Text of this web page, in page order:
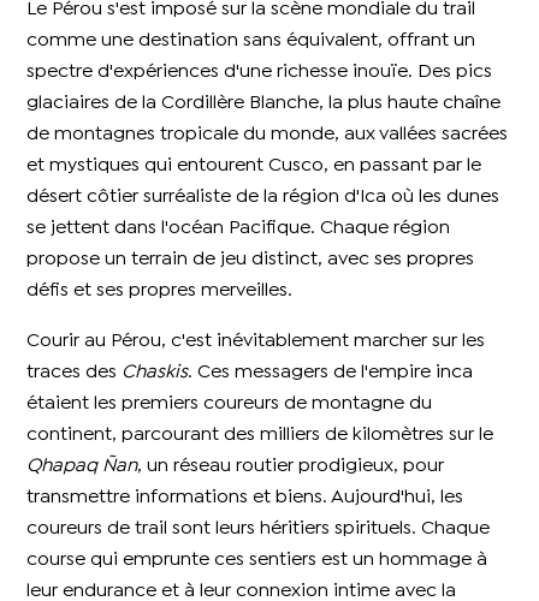
Le Pérou s'est imposé sur la scène mondiale du trail
comme une destination sans équivalent, offrant un
spectre d'expériences d'une richesse inouïe. Des pics
glaciaires de la Cordillère Blanche, la plus haute chaîne
de montagnes tropicale du monde, aux vallées sacrées
et mystiques qui entourent Cusco, en passant par le
désert côtier surréaliste de la région d'Ica où les dunes
se jettent dans l'océan Pacifique. Chaque région
propose un terrain de jeu distinct, avec ses propres
défis et ses propres merveilles.
Courir au Pérou, c'est inévitablement marcher sur les
traces des Chaskis. Ces messagers de l'empire inca
étaient les premiers coureurs de montagne du
continent, parcourant des milliers de kilomètres sur le
Qhapaq Ñan, un réseau routier prodigieux, pour
transmettre informations et biens. Aujourd'hui, les
coureurs de trail sont leurs héritiers spirituels. Chaque
course qui emprunte ces sentiers est un hommage à
leur endurance et à leur connexion intime avec la